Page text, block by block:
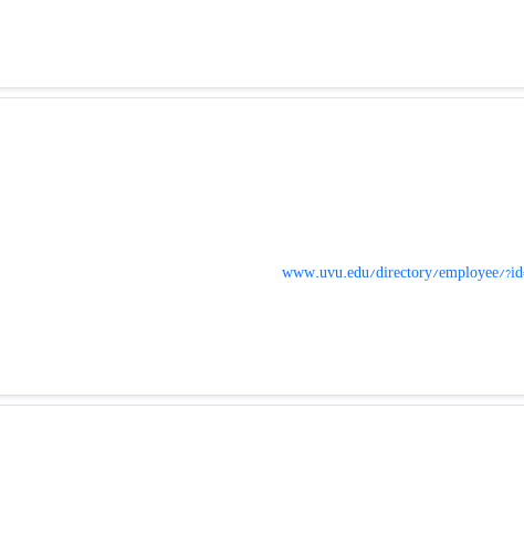
www.uvu.edu/directory/employee/